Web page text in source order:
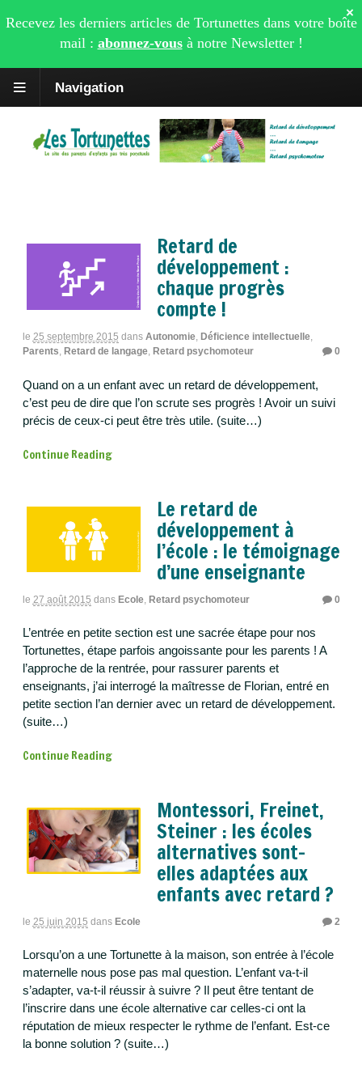
Recevez les derniers articles de Tortunettes dans votre boîte
mail : abonnez-vousà notre Newsletter!
×
Navigation
Retard de
développement :
chaque progrès
compte !
le 25 septembre 2015 dans Autonomie, Déficience intellectuelle,
Parents, Retard de langage, Retard psychomoteur 0
Quand on a un enfant avec un retard de développement,
c’est peu de dire que l’on scrute ses progrès ! Avoir un suivi
précis de ceux-ci peut être très utile. (suite…)
Continue Reading
Le retard de
développement à
l’école : le témoignage
d’une enseignante
le 27 août 2015 dans Ecole, Retard psychomoteur 0
L’entrée en petite section est une sacrée étape pour nos
Tortunettes, étape parfois angoissante pour les parents ! A
l’approche de la rentrée, pour rassurer parents et
enseignants, j’ai interrogé la maîtresse de Florian, entré en
petite section l’an dernier avec un retard de développement.
(suite…)
Continue Reading
Montessori, Freinet,
Steiner : les écoles
alternatives sont-
elles adaptées aux
enfants avec retard ?
le 25 juin 2015 dans Ecole 2
Lorsqu’on a une Tortunette à la maison, son entrée à l’école
maternelle nous pose pas mal question. L’enfant va-t-il
s’adapter, va-t-il réussir à suivre ? Il peut être tentant de
l’inscrire dans une école alternative car celles-ci ont la
réputation de mieux respecter le rythme de l’enfant. Est-ce
la bonne solution ? (suite…)